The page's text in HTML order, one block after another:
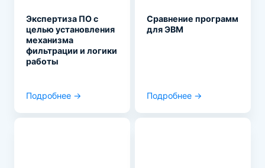
Экспертиза ПО с
целью установления
механизма
фильтрации и логики
работы
Подробнее →
Сравнение программ
для ЭВМ
Подробнее →